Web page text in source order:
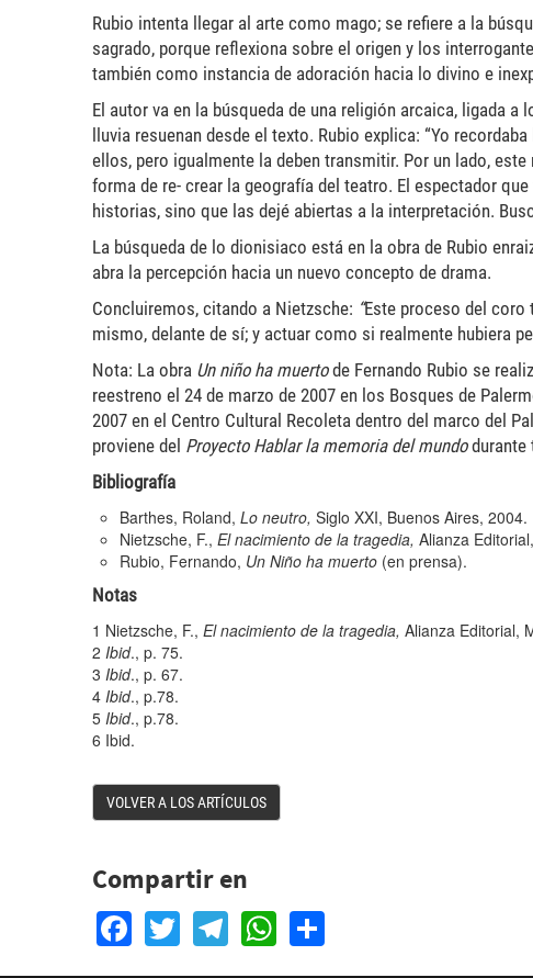
Rubio intenta llegar al arte como mago; se refiere a la
sagrado, porque reflexiona sobre el origen y los
también como instancia de adoración hacia lo divino e
El autor va en la búsqueda de una religión arcaica, ligada
lluvia resuenan desde el texto. Rubio explica: “Yo
ellos, pero igualmente la deben transmitir. Por un lado,
forma de re- crear la geografía del teatro. El espectador
historias, sino que las dejé abiertas a la interpretación.
La búsqueda de lo dionisiaco está en la obra de Rubio
abra la percepción hacia un nuevo concepto de drama.
Concluiremos, citando a Nietzsche: “Este proceso del
mismo, delante de sí; y actuar como si realmente hubiera
Nota: La obra Un niño ha muertode Fernando Rubio se
reestreno el 24 de marzo de 2007 en los Bosques de
2007 en el Centro Cultural Recoleta dentro del marco del
proviene del Proyecto Hablar la memoria del mundodurante
Bibliografía
Barthes, Roland, Lo neutro, Siglo XXI, Buenos Aires, 2004.
Nietzsche, F., El nacimiento de la tragedia, Alianza
Rubio, Fernando, Un Niño ha muerto (en prensa).
Notas
1 Nietzsche, F., El nacimiento de la tragedia, Alianza Editorial,
2 Ibid., p. 75.
3 Ibid., p. 67.
4 Ibid., p.78.
5 Ibid., p.78.
6 Ibid.
VOLVER A LOS ARTÍCULOS
Compartir en
Facebook
TwitterTelegram
WhatsApp